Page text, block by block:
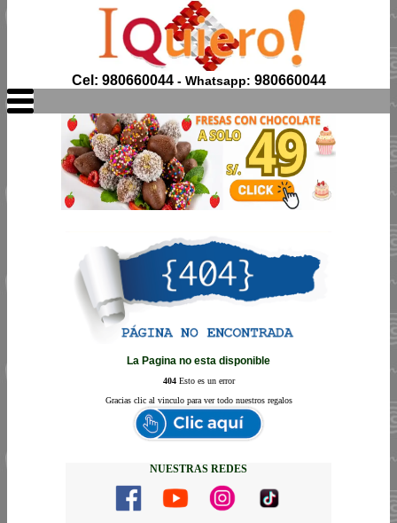
Cel: 980660044- Whatsapp: 980660044
La Pagina no esta disponible
404Esto es un error
Gracias clic al vinculo para ver todo nuestros regalos
NUESTRAS REDES